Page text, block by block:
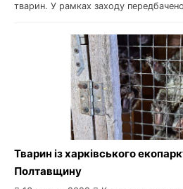
тварин. У рамках заходу
Тварин із харківського
Полтавщину